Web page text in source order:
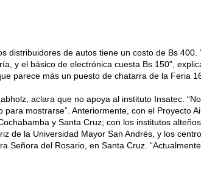
distribuidores de autos tiene un costo de Bs 400.
y el básico de electrónica cuesta Bs 150”,
parece más un puesto de chatarra de la Feria
aclara que no apoya al instituto Insatec.
mostrarse”. Anteriormente, con el Proyecto
y Santa Cruz; con los institutos
de la Universidad Mayor San Andrés, y los
Señora del Rosario, en Santa Cruz.